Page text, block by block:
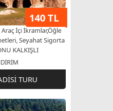
Seyahat Sigorta
KALKIŞLI
TURU